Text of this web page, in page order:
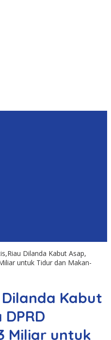
Dilanda Kabut Asap,
untuk Tidur dan Makan-
Kabut
Miliar untuk